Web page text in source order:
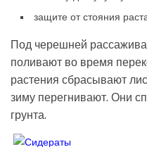
защите от стояния
Под черешней
поливают во время
растения сбрасывают
зиму перегнивают. Они
грунта.